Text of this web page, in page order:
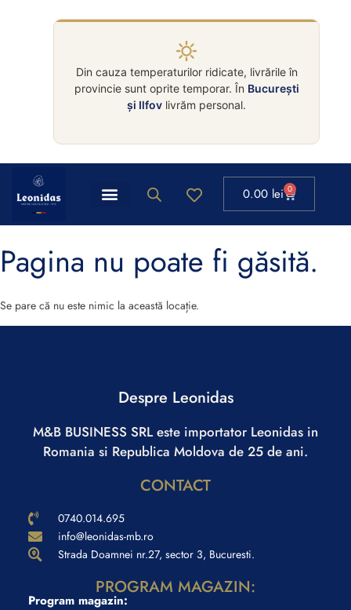
Din cauza temperaturilor ridicate, livrările în
provincie sunt oprite temporar. În București
și Ilfov livrăm personal.
0.00 lei 0
Pagina nu poate fi găsită.
Se pare că nu este nimic la această locație.
Despre Leonidas
M&B BUSINESS SRL este importator Leonidas in
Romania si Republica Moldova de 25 de ani.
CONTACT
0740.014.695
info@leonidas-mb.ro
Strada Doamnei nr.27, sector 3, Bucuresti.
PROGRAM MAGAZIN:
Program magazin: